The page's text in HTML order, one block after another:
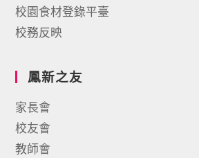
校園食材登錄平臺
校務反映
鳳新之友
家長會
校友會
教師會